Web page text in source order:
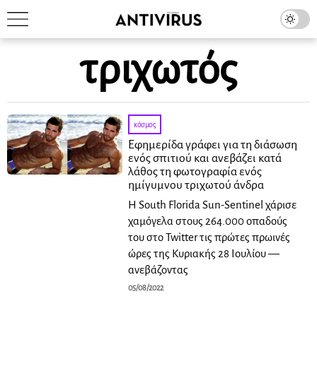
τριχωτός
κόσμος
Εφημερίδα γράφει για τη διάσωση
ενός σπιτιού και ανεβάζει κατά
λάθος τη φωτογραφία ενός
ημίγυμνου τριχωτού άνδρα
Η South Florida Sun-Sentinel χάρισε
χαμόγελα στους 264.000 οπαδούς
του στο Twitter τις πρώτες πρωινές
ώρες της Κυριακής 28 Ιουλίου —
ανεβάζοντας
05/08/2022